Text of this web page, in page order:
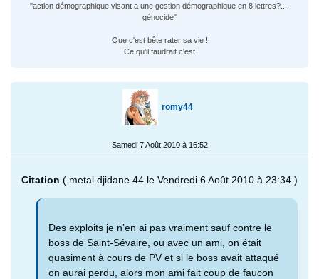
"action démographique visant a une gestion démographique en 8 lettres?....
génocide"
Que c'est bête rater sa vie !
Ce qu'il faudrait c'est
romy44
Samedi 7 Août 2010 à 16:52
Citation ( metal djidane 44 le Vendredi 6 Août 2010 à 23:34 )
Des exploits je n’en ai pas vraiment sauf contre le
boss de Saint-Sévaire, ou avec un ami, on était
quasiment à cours de PV et si le boss avait attaqué
on aurai perdu, alors mon ami fait coup de faucon